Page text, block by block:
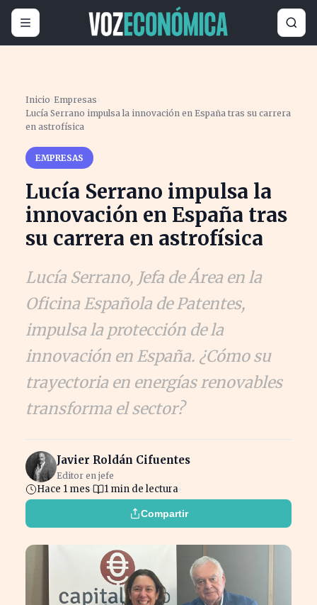
Inicio ›Empresas ›
Lucía Serrano impulsa la innovación en España tras su carrera
en astrofísica
EMPRESAS
Lucía Serrano impulsa la
innovación en España tras
su carrera en astrofísica
Lucía Serrano, Jefa de Área en la
Oficina Española de Patentes,
impulsa la protección de la
innovación en España. ¿Cómo su
trayectoria en energías renovables
transforma el sector?
Javier Roldán Cifuentes
Editor en jefe
Hace 1 mes 1 min de lectura
Compartir